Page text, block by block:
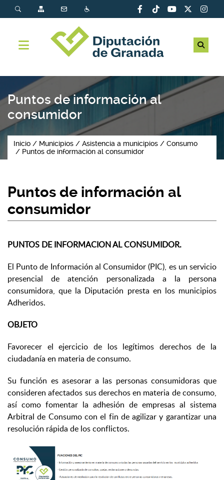
Puntos de información al
consumidor
Inicio Municipios Asistencia a municipios
Consumo
Puntos de información al consumidor
Puntos de información al
consumidor
PUNTOS DE INFORMACION AL CONSUMIDOR.
El Punto de Información al Consumidor (PIC), es un servicio
presencial de atención personalizada a la persona
consumidora, que la Diputación presta en los municipios
Adheridos.
OBJETO
Favorecer el ejercicio de los legítimos derechos de la
ciudadanía en materia de consumo.
Su función es asesorar a las personas consumidoras que
consideren afectados sus derechos en materia de consumo,
así como fomentar la adhesión de empresas al sistema
Arbitral de Consumo con el fin de agilizar y garantizar una
resolución rápida de los conflictos.